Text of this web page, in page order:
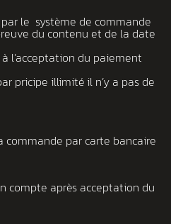
le système de commande
du contenu et de la date
l’acceptation du paiement
pricipe illimité il n’y a pas de
commande par carte bancaire
compte après acceptation du